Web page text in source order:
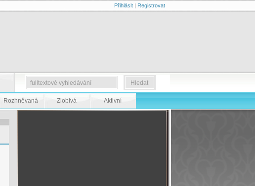
Přihlásit| Registrovat
Rozhněvaná Zlobivá Aktivní